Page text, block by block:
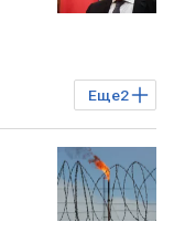
Еще2